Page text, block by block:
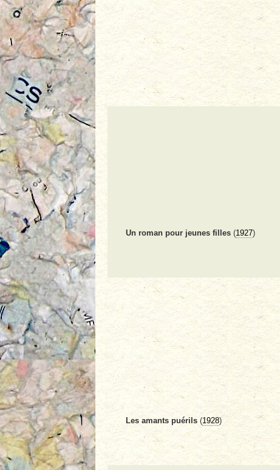
Un roman pour jeunes filles(1927)
Les amants puérils(1928)